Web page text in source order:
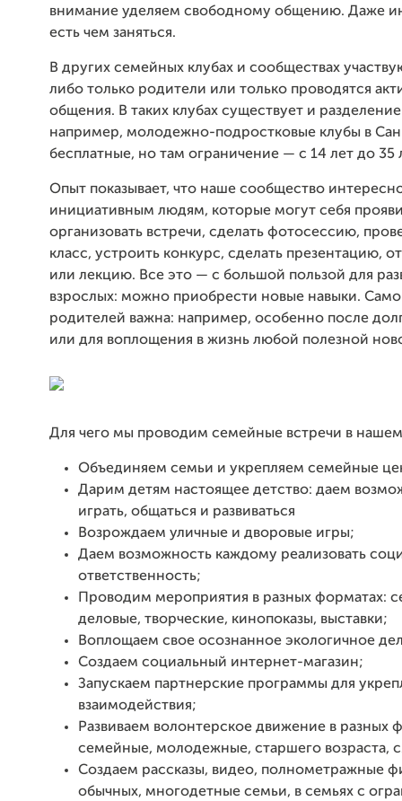
внимание уделяем свободному общению. Даже
есть чем заняться.
В других семейных клубах и сообществах
либо только родители или только проводятся
общения. В таких клубах существует и
например, молодежно-подростковые клубы в
бесплатные, но там ограничение — с 14 лет до 35
Опыт показывает, что наше сообщество
инициативным людям, которые могут себя
организовать встречи, сделать фотосессию,
класс, устроить конкурс, сделать презентацию,
или лекцию. Все это — с большой пользой для
взрослых: можно приобрести новые навыки.
родителей важна: например, особенно после
или для воплощения в жизнь любой полезной
Для чего мы проводим семейные встречи в
Объединяем семьи и укрепляем семейные
Дарим детям настоящее детство: даем
играть, общаться и развиваться
Возрождаем уличные и дворовые игры;
Даем возможность каждому реализовать
ответственность;
Проводим мероприятия в разных форматах:
деловые, творческие, кинопоказы, выставки;
Воплощаем свое осознанное экологичное
Создаем социальный интернет-магазин;
Запускаем партнерские программы для
взаимодействия;
Развиваем волонтерское движение в разных
семейные, молодежные, старшего возраста,
Создаем рассказы, видео, полнометражные
обычных, многодетные семьи, в семьях с